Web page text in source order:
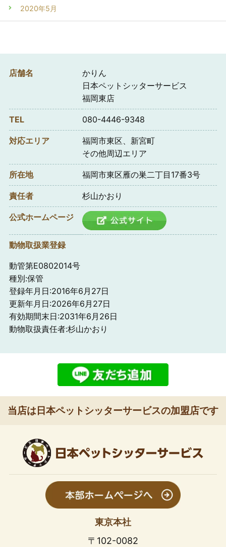
2020年5月
店舗名
かりん
日本ペットシッターサービス
福岡東店
TEL 080-4446-9348
対応エリア
福岡市東区、新宮町
その他周辺エリア
所在地 福岡市東区雁の巣二丁目17番3号
責任者 杉山かおり
公式ホームページ
動物取扱業登録
動管第E0802014号
種別:保管
登録年月日:2016年6月27日
更新年月日:2026年6月27日
有効期間末日:2031年6月26日
動物取扱責任者:杉山かおり
当店は日本ペットシッターサービスの加盟店です
東京本社
〒102-0082